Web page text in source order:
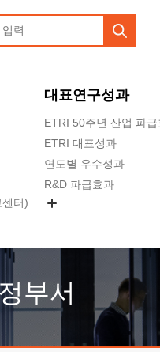
터)
대표연구성과
ETRI 50주년 산업 파급
ETRI 대표성과
연도별 우수성과
R&D 파급효과
부서